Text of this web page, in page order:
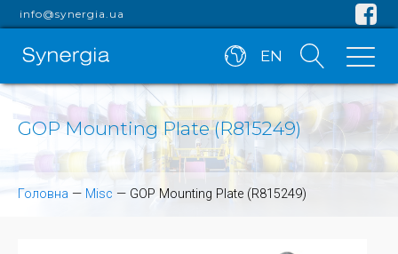
info@synergia.ua
EN
GOP Mounting Plate (R815249)
Головна — Misc — GOP Mounting Plate (R815249)